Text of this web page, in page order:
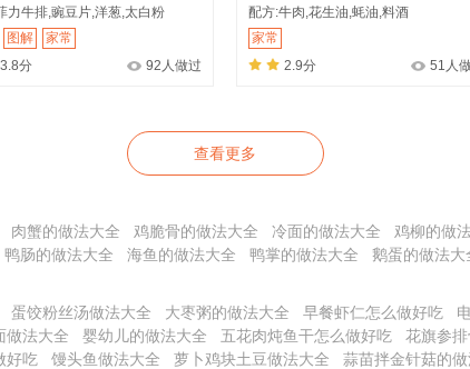
力牛排,豌豆片,洋葱,太白粉
图解
家常
3.8分
92人做过
配方:牛肉,花生油,蚝油,料酒
家常
2.9分
51人
查看更多
肉蟹的做法大全 鸡脆骨的做法大全 冷面的做法大全 鸡柳的做
鸭肠的做法大全 海鱼的做法大全 鸭掌的做法大全 鹅蛋的做法大
蛋饺粉丝汤做法大全 大枣粥的做法大全 早餐虾仁怎么做好吃
做法大全 婴幼儿的做法大全 五花肉炖鱼干怎么做好吃 花旗参
好吃 馒头鱼做法大全 萝卜鸡块土豆做法大全 蒜苗拌金针菇的